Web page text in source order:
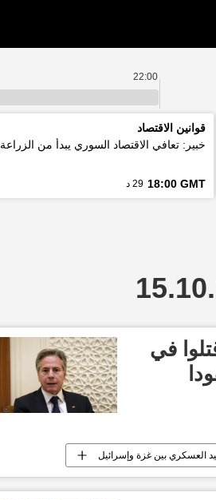
22:00
قوانين الاقتصاد
خبير: تعافي الاقتصاد السوري يبدأ من الزراعة
18:00 GMT 29 د
30 أمريكيا قتلوا في
العسكري بين غزة وإسرائيل